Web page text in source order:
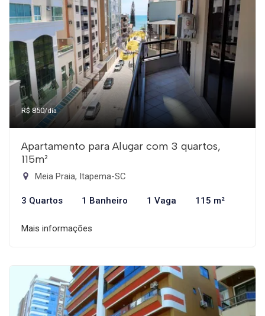
R$ 850/dia
Apartamento para Alugar com 3 quartos,
115m²
Meia Praia, Itapema-SC
3 Quartos 1 Banheiro 1 Vaga 115 m²
Mais informações